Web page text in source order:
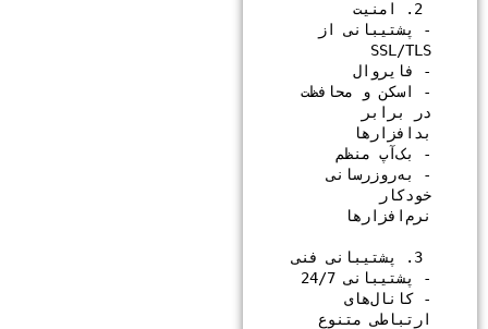
- پشتیبانی از
- اسکن و محافظت
- به‌روزرسانی
خودکار
- کانال‌های
ارتباطی متنوع